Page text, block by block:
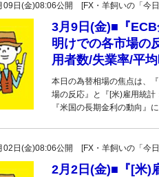
09日(金)08:06公開 [FX・羊飼いの「今
3月9日(金)■『
明けでの各市場の
用者数/失業率/平
本日の為替相場の焦点は、
場の反応』と『[米)雇用統
『米国の長期金利の動向』
02日(金)08:06公開 [FX・羊飼いの「今
2月2日(金)■『[米)